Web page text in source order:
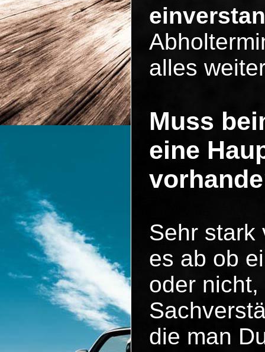
alles
Muss
eine
Sehr stark
es ab ob
oder
die man